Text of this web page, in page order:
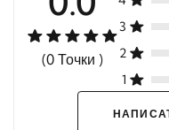
(0 Точки )
3
2
1